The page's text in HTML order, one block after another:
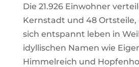
Die 21.926 Einwohner
Kernstadt und 48 Ortsteile,
sich entspannt leben in
idyllischen Namen wie
Himmelreich und